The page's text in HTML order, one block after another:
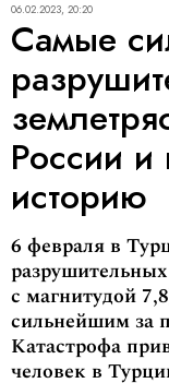
06.02.2023, 20:20
Самые
России
историю
6 февраля в
с магнитудой
сильнейшим за
Катастрофа
человек в